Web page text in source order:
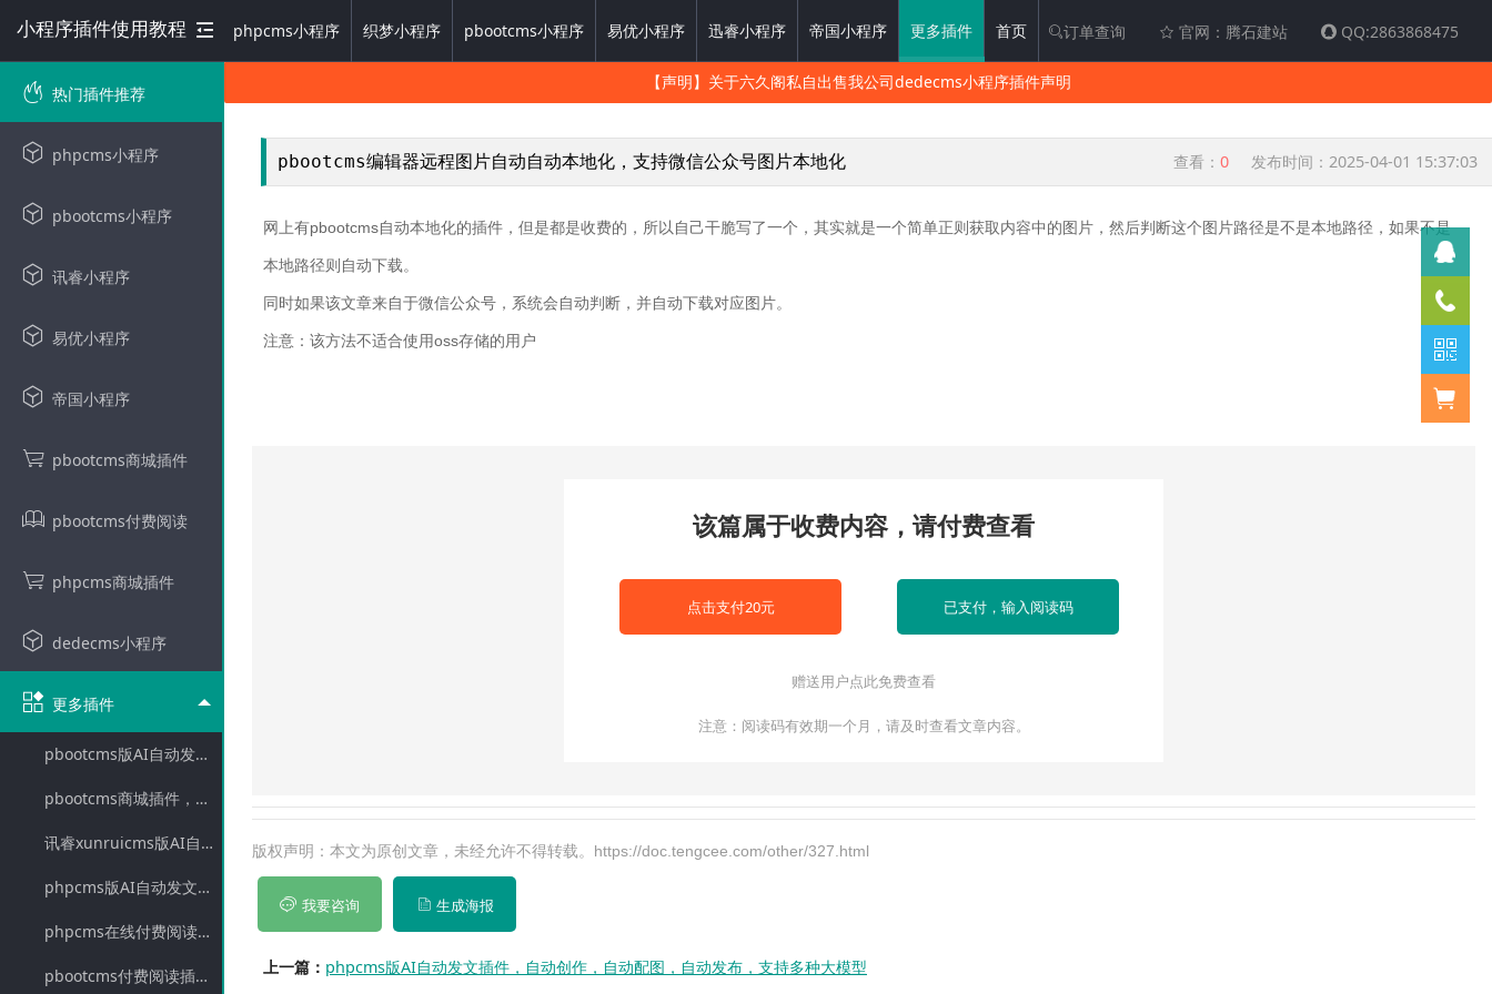
小程序插件使用教程 phpcms小程序 织梦小程序 pbootcms小程序 易优小程序 迅睿小程序 帝国小程序 更多插件 首页 订单查询 官网：腾石建站 QQ:2863868475
热门插件推荐
phpcms小程序
pbootcms小程序
讯睿小程序
易优小程序
帝国小程序
pbootcms商城插件
pbootcms付费阅读
phpcms商城插件
dedecms小程序
更多插件
pbootcms版AI自动发文插件，自动发布自动配图，支持多任务
pbootcms商城插件，支持购物车、订单、支付管理等
讯睿xunruicms版AI自动发文插件，支持多任务，多平台
phpcms版AI自动发文插件，自动创作，自动配图，自动发布，支持多种大模型
phpcms在线付费阅读插件（包含：支付宝支付模块+微信支付模块+付费阅读模块）
pbootcms付费阅读插件，无需登录(支持微信,支付宝) pbootcms接入微信支付
【声明】关于六久阁私自出售我公司dedecms小程序插件声明
发布时间：2025-04-01 15:37:03
查看： 0
pbootcms编辑器远程图片自动自动本地化，支持微信公众号图片本地化
网上有pbootcms自动本地化的插件，但是都是收费的，所以自己干脆写了一个，其实就是一个简单正则获取内容中的图片，然后判断这个图片路径是不是本地路径，如果不是
本地路径则自动下载。
同时如果该文章来自于微信公众号，系统会自动判断，并自动下载对应图片。
注意：该方法不适合使用oss存储的用户
该篇属于收费内容，请付费查看
点击支付20元 已支付，输入阅读码
赠送用户点此免费查看
注意：阅读码有效期一个月，请及时查看文章内容。
版权声明：本文为原创文章，未经允许不得转载。https://doc.tengcee.com/other/327.html
我要咨询 生成海报
上一篇： phpcms版AI自动发文插件，自动创作，自动配图，自动发布，支持多种大模型
pbootcms编辑器远程图片自动自动本地化，
支持微信公众号图片本地化
网上有pbootcms自动本地化的插件，但是都是收费
的，所以自己干脆写了一个，其实就是一个简单正则获取内
容中的图片，然后判断这个图片路径是